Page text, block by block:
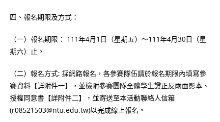
四、報名期限及方式：
（一）報名期限： 111年4月1日（星期五）～111年4月30日（星
期六）止。
（二）報名方式: 採網路報名，各參賽隊伍請於報名期限內填寫參
賽資料【詳附件一】，並檢附參賽團隊全體學生證正反兩面影本、
授權同意書【詳附件二】，並寄送至本活動聯絡人信箱
(r08521503@ntu.edu.tw)以完成線上報名。